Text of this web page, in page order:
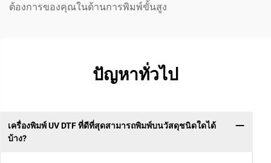
ต้องการของคุณในด้านการพิมพ์ขั้นสูง
ปัญหาทั่วไป
เครื่องพิมพ์ UV DTF ที่ดีที่สุดสามารถพิมพ์บนวัสดุชนิดใดได้
บ้าง?